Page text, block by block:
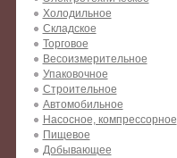
Холодильное
Складское
Торговое
Весоизмерительное
Упаковочное
Строительное
Автомобильное
Насосное, компрессорное
Пищевое
Добывающее